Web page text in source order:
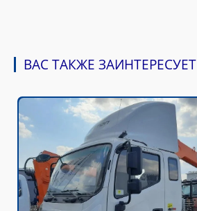
ВАС ТАКЖЕ ЗАИНТЕРЕСУЕТ